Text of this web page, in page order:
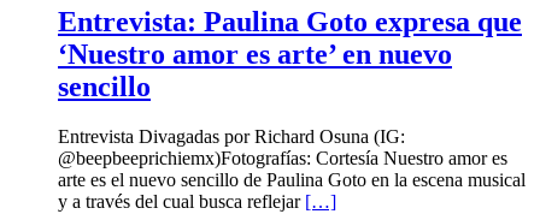
Entrevista: Paulina Goto expresa que
‘Nuestro amor es arte’ en nuevo
sencillo
Entrevista Divagadas por Richard Osuna (IG:
@beepbeeprichiemx)Fotografías: Cortesía Nuestro amor es
arte es el nuevo sencillo de Paulina Goto en la escena musical
y a través del cual busca reflejar […]